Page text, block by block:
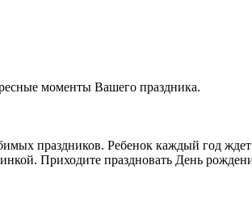
моменты Вашего праздника.
праздников. Ребенок каждый год ждет
Приходите праздновать День